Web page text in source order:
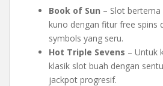
Book of Sun – Slot
kuno dengan fitur free spins
symbols yang seru.
Hot Triple Sevens – Untuk
klasik slot buah dengan
jackpot progresif.